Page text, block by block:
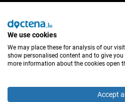
We use cookies
We may place these for analysis of our
show personalised content and to give you
more information about the cookies open
Accept all